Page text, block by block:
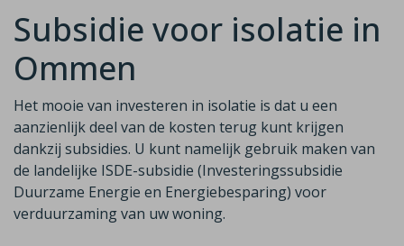
Subsidie voor isolatie in
Ommen
Het mooie van investeren in isolatie is dat u een
aanzienlijk deel van de kosten terug kunt krijgen
dankzij subsidies. U kunt namelijk gebruik maken van
de landelijke ISDE-subsidie (Investeringssubsidie
Duurzame Energie en Energiebesparing) voor
verduurzaming van uw woning.